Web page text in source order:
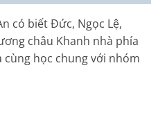
có biết Đức, Ngọc Lệ,
châu Khanh nhà phía
học chung với nhóm